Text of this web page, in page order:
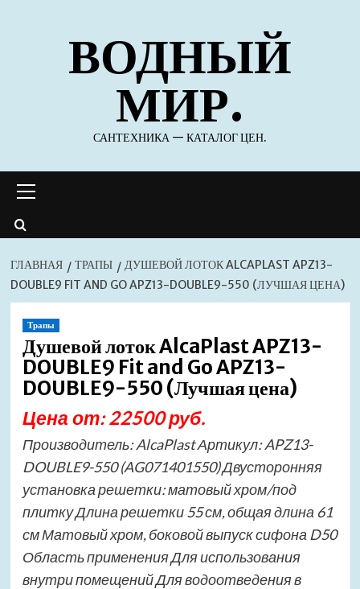
содержимомуВОДНЫЙ
МИР.
САНТЕХНИКА — КАТАЛОГ ЦЕН.
меню
ГЛАВНАЯ ТРАПЫ
ДУШЕВОЙ ЛОТОК ALCAPLAST APZ13-
DOUBLE9 FIT AND GO APZ13-DOUBLE9-550 (ЛУЧШАЯ ЦЕНА)
Трапы
Душевой лоток AlcaPlast APZ13-
DOUBLE9 Fit and Go APZ13-
DOUBLE9-550 (Лучшая цена)
Цена от: 22500 руб.
Производитель: AlcaPlast Артикул: APZ13-
DOUBLE9-550 (AG071401550) Двусторонняя
установка решетки: матовый хром/под
плитку Длина решетки 55 см, общая длина 61
см Матовый хром, боковой выпуск сифона D50
Область применения Для использования
внутри помещений Для водоотведения в